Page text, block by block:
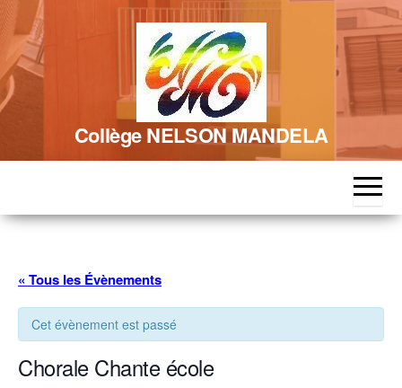
Skip
to
content
Collège NELSON MANDELA
« Tous les Évènements
Cet évènement est passé
Chorale Chante école